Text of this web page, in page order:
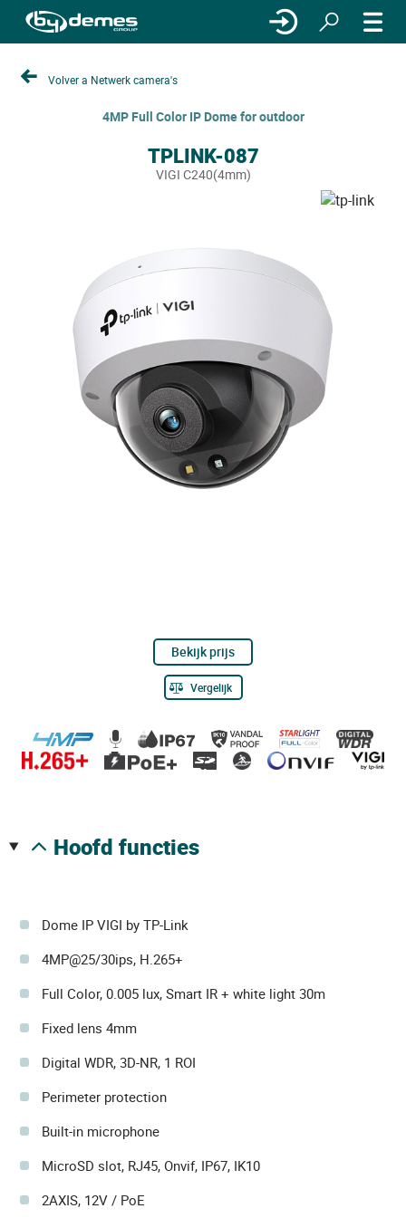
Volver a Netwerk camera's
4MP Full Color IP Dome for outdoor
TPLINK-087
VIGI C240(4mm)
Bekijk prijs
Vergelijk
hoofd functies
Dome IP VIGI by TP-Link
4MP@25/30ips, H.265+
Full Color, 0.005 lux, Smart IR + white light 30m
Fixed lens 4mm
Digital WDR, 3D-NR, 1 ROI
Perimeter protection
Built-in microphone
MicroSD slot, RJ45, Onvif, IP67, IK10
2AXIS, 12V / PoE